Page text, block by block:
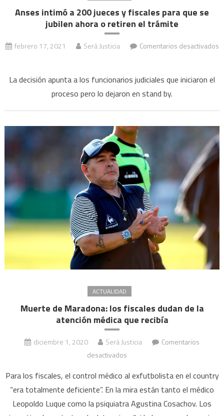
Anses intimó a 200 jueces y fiscales para que se
jubilen ahora o retiren el trámite
febrero 17, 2021 Será Justicia
Comentarios desactivados
intimó
a
200
y
fiscales
para
que
se
jubilen
ahora
o
retiren
el
trámite
La decisión apunta a los funcionarios judiciales que iniciaron el
proceso pero lo dejaron en stand by.
ACTUALIDAD
Muerte de Maradona: los fiscales dudan de la
atención médica que recibía
diciembre 1, 2020 Será Justicia
Comentarios
desactivados
de
Maradona:
los
Para los fiscales, el control médico al exfutbolista en el country
“era totalmente deficiente”. En la mira están tanto el médico
Leopoldo Luque como la psiquiatra Agustina Cosachov. Los